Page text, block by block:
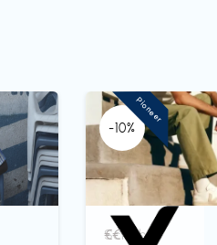
-10%
Schuhe
€€‎
Pioneer